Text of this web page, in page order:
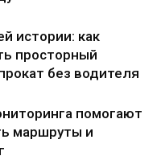
истории: как
просторный
без водителя
помогают
маршруты и